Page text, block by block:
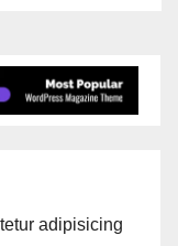
adipisicing